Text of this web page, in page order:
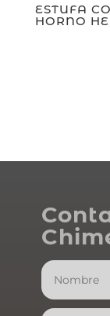
ESTUFA
HORNO